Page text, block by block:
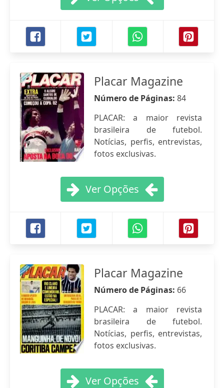
Placar Magazine
Número de Páginas: 84
PLACAR: a maior revista
brasileira de futebol.
Notícias, perfis, entrevistas,
fotos exclusivas.
Ver Opções
Placar Magazine
Número de Páginas: 66
PLACAR: a maior revista
brasileira de futebol.
Notícias, perfis, entrevistas,
fotos exclusivas.
Ver Opções